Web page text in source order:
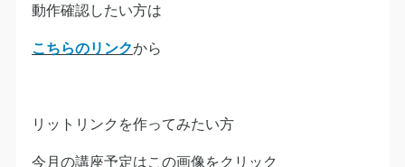
動作確認したい方は
こちらのリンクから
リットリンクを作ってみたい方
今月の講座予定はこの画像をクリック